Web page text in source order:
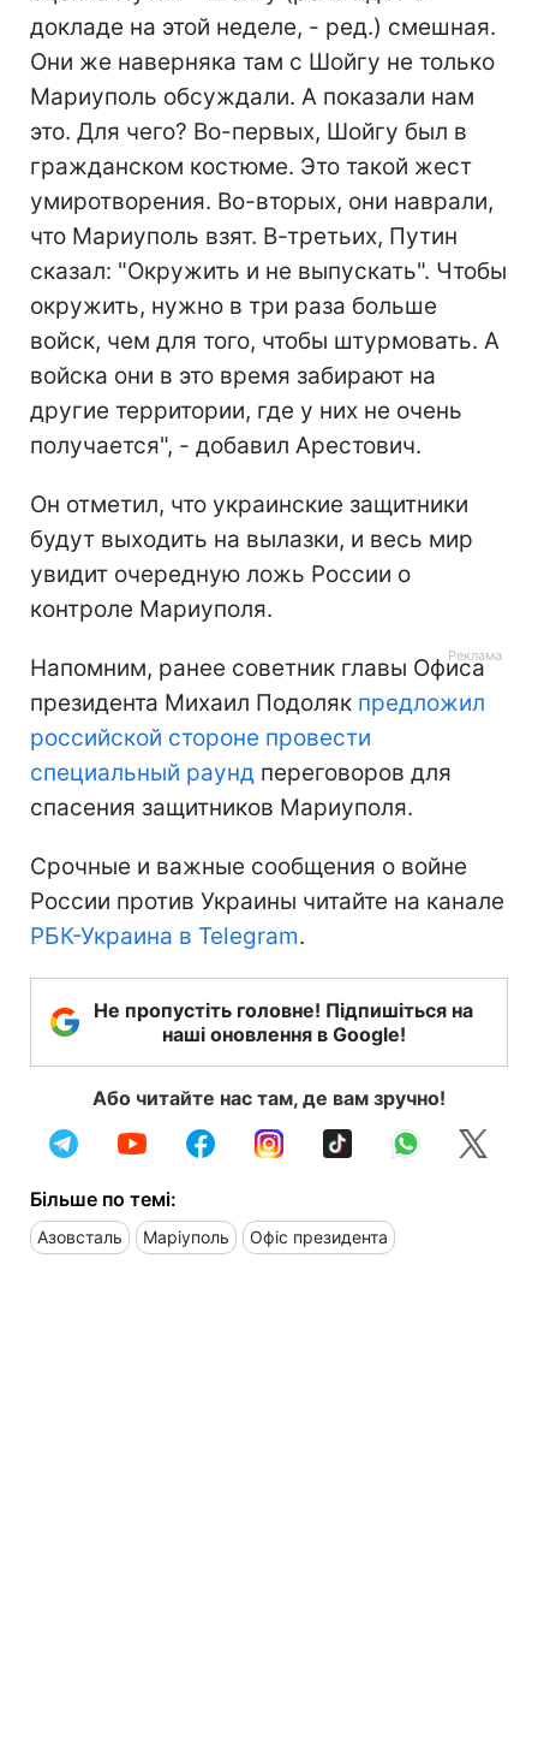
докладе на этой неделе, - ред.) смешная.
Они же наверняка там с Шойгу не только
Мариуполь обсуждали. А показали нам
это. Для чего? Во-первых, Шойгу был в
гражданском костюме. Это такой жест
умиротворения. Во-вторых, они наврали,
что Мариуполь взят. В-третьих, Путин
сказал: "Окружить и не выпускать". Чтобы
окружить, нужно в три раза больше
войск, чем для того, чтобы штурмовать. А
войска они в это время забирают на
другие территории, где у них не очень
получается", - добавил Арестович.
Он отметил, что украинские защитники
будут выходить на вылазки, и весь мир
увидит очередную ложь России о
контроле Мариуполя.
Напомним, ранее советник главы Офиса
президента Михаил Подоляк предложил
российской стороне провести
специальный раунд переговоров для
спасения защитников Мариуполя.
Срочные и важные сообщения о войне
России против Украины читайте на канале
РБК-Украина в Telegram.
Не пропустіть головне! Підпишіться на
наші оновлення в Google!
Або читайте нас там, де вам зручно!
Більше по темі:
Азовсталь Маріуполь Офіс президента